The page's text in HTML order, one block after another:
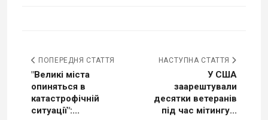
ПОПЕРЕДНЯ СТАТТЯ
"Великі міста
опиняться в
катастрофічній
ситуації":...
НАСТУПНА СТАТТЯ
У США
заарештували
десятки ветеранів
під час мітингу...